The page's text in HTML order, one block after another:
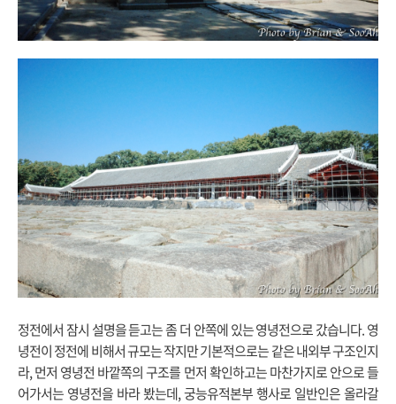
정전에서 잠시 설명을 듣고는 좀 더 안쪽에 있는 영녕전으로 갔습니다. 영
녕전이 정전에 비해서 규모는 작지만 기본적으로는 같은 내외부 구조인지
라, 먼저 영녕전 바깥쪽의 구조를 먼저 확인하고는 마찬가지로 안으로 들
어가서는 영녕전을 바라 봤는데, 궁능유적본부 행사로 일반인은 올라갈